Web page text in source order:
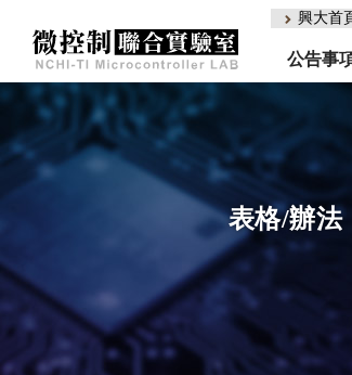
興大首
公告事
表格/辦法